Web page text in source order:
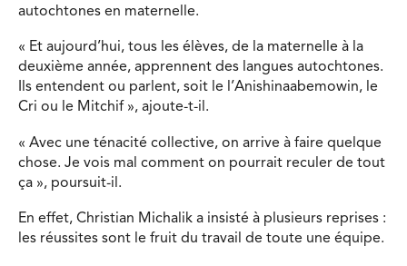
autochtones en maternelle.
« Et aujourd’hui, tous les élèves, de la maternelle à la
deuxième année, apprennent des langues autochtones.
Ils entendent ou parlent, soit le l’Anishinaabemowin, le
Cri ou le Mitchif », ajoute-t-il.
« Avec une ténacité collective, on arrive à faire quelque
chose. Je vois mal comment on pourrait reculer de tout
ça », poursuit-il.
En effet, Christian Michalik a insisté à plusieurs reprises :
les réussites sont le fruit du travail de toute une équipe.